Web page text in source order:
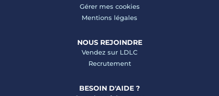
Gérer mes cookies
Mentions légales
NOUS REJOINDRE
Vendez sur LDLC
Recrutement
BESOIN D'AIDE ?